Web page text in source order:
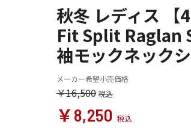
秋冬 レディス
Fit Split Raglan
袖モックネック
メーカー希望小売価格
￥16,500
￥8,250